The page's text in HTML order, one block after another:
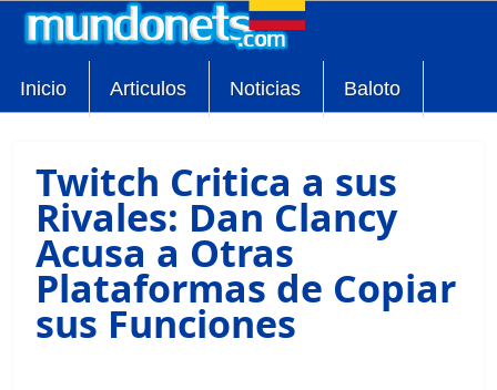
Inicio Articulos Noticias Baloto
Twitch Critica a sus
Rivales: Dan Clancy
Acusa a Otras
Plataformas de Copiar
sus Funciones